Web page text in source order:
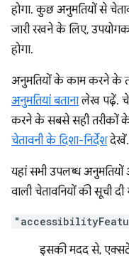
होगा. कुछ अनुमतियों से
जारी रखने के लिए,
होगा.
अनुमतियों के काम करने के
अनुमतियां बतानालेख पढ़ें.
करने के सबसे सही तरीकों
चेतावनी के दिशा-निर्देशदेखें.
यहां सभी उपलब्ध
वाली चेतावनियों की सूची
इसकी मदद से,